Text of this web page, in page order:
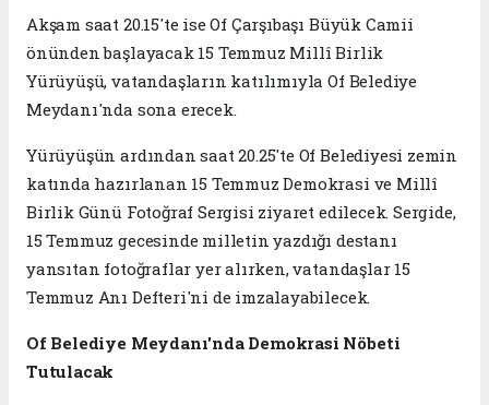
Akşam saat 20.15'te ise Of Çarşıbaşı Büyük Camii
önünden başlayacak 15 Temmuz Millî Birlik
Yürüyüşü, vatandaşların katılımıyla Of Belediye
Meydanı'nda sona erecek.
Yürüyüşün ardından saat 20.25'te Of Belediyesi zemin
katında hazırlanan 15 Temmuz Demokrasi ve Millî
Birlik Günü Fotoğraf Sergisi ziyaret edilecek. Sergide,
15 Temmuz gecesinde milletin yazdığı destanı
yansıtan fotoğraflar yer alırken, vatandaşlar 15
Temmuz Anı Defteri'ni de imzalayabilecek.
Of Belediye Meydanı'nda Demokrasi Nöbeti
Tutulacak